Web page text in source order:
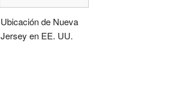
Ubicación de Nueva
Jersey en EE. UU.